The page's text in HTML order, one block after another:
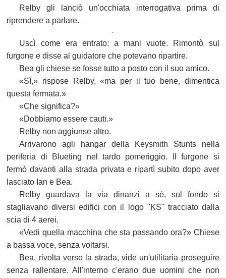
Relby gli lanciò un'occhiata interrogativa prima di
riprendere a parlare.
-
Uscì come era entrato: a mani vuote. Rimontò sul
furgone e disse al guidatore che potevano ripartire.
Bea gli chiese se fosse tutto a posto con il suo amico.
«Sì,» rispose Relby, «ma per il tuo bene, dimentica
questa fermata.»
«Che significa?»
«Dobbiamo essere cauti.»
Relby non aggiunse altro.
Arrivarono agli hangar della Keysmith Stunts nella
periferia di Blueting nel tardo pomeriggio. Il furgone si
fermò davanti alla strada privata e ripartì subito dopo aver
lasciato Ian e Bea.
Relby guardava la via dinanzi a sé, sul fondo si
stagliavano diversi edifici con il logo "KS" tracciato dalla
scia di 4 aerei.
«Vedi quella macchina che sta passando ora?» Chiese
a bassa voce, senza voltarsi.
Bea, rivolta verso la strada, vide un'utilitaria proseguire
senza rallentare. All'interno c'erano due uomini che non